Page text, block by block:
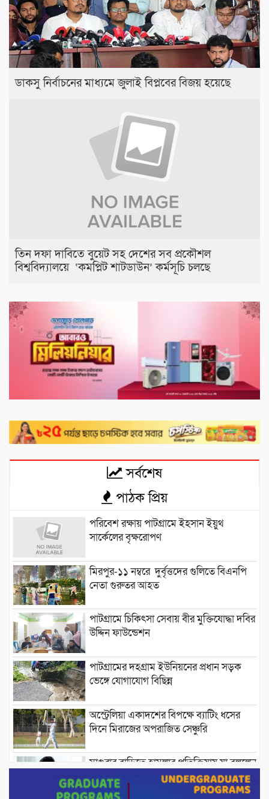
ডাকসু নির্বাচনের মাধ্যমে জুলাই বিপ্লবের বিজয় হয়েছে
তিন দফা দাবিতে বুয়েট সহ দেশের সব প্রকৌশল
বিশ্ববিদ্যালয়ে ‘কমপ্লিট শাটডাউন’ কর্মসূচি চলছে
সর্বশেষ
পাঠক প্রিয়
পরিবেশ রক্ষায় পাটগ্রামে ইহসান ইয়ুথ
সার্কেলের বৃক্ষরোপণ
মিরপুর-১১ নম্বরে দুর্বৃত্তদের গুলিতে বিএনপি
নেতা গুরুতর আহত
পাটগ্রামে চিকিৎসা সেবায় বীর মুক্তিযোদ্ধা দবির
উদ্দিন ফাউন্ডেশন
পাটগ্রামের দহগ্রাম ইউনিয়নের প্রধান সড়ক
ভেঙ্গে যোগাযোগ বিছিন্ন
অস্ট্রেলিয়া একাদশের বিপক্ষে ব্যাটিং ধসের
দিনে মিরাজের অপরাজিত সেঞ্চুরি
মাগুরার বাড়িতে হামলার প্রতিক্রিয়ায় যা বললেন
সাকিব।